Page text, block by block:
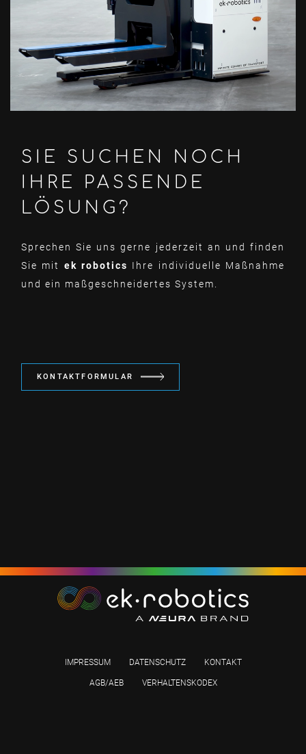
SIE SUCHEN NOCH
IHRE PASSENDE
LÖSUNG?
Sprechen Sie uns gerne jederzeit an und finden
Sie mit ek robotics Ihre individuelle Maßnahme
und ein maßgeschneidertes System.
KONTAKTFORMULAR
IMPRESSUM DATENSCHUTZ KONTAKT
AGB/AEB VERHALTENSKODEX